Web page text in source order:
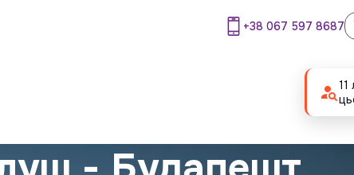
+38 067 597 8687